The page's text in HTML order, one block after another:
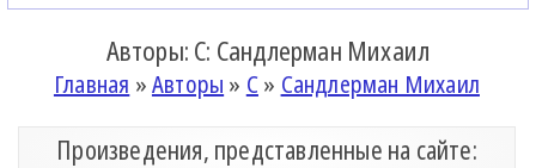
Авторы: С: Сандлерман Михаил
Главная »Авторы » С» Сандлерман Михаил
Произведения, представленные на сайте: